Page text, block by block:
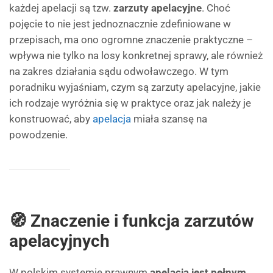
każdej apelacji są tzw. zarzuty apelacyjne. Choć
pojęcie to nie jest jednoznacznie zdefiniowane w
przepisach, ma ono ogromne znaczenie praktyczne –
wpływa nie tylko na losy konkretnej sprawy, ale również
na zakres działania sądu odwoławczego. W tym
poradniku wyjaśniam, czym są zarzuty apelacyjne, jakie
ich rodzaje wyróżnia się w praktyce oraz jak należy je
konstruować, aby apelacja miała szansę na
powodzenie.
🧭 Znaczenie i funkcja zarzutów
apelacyjnych